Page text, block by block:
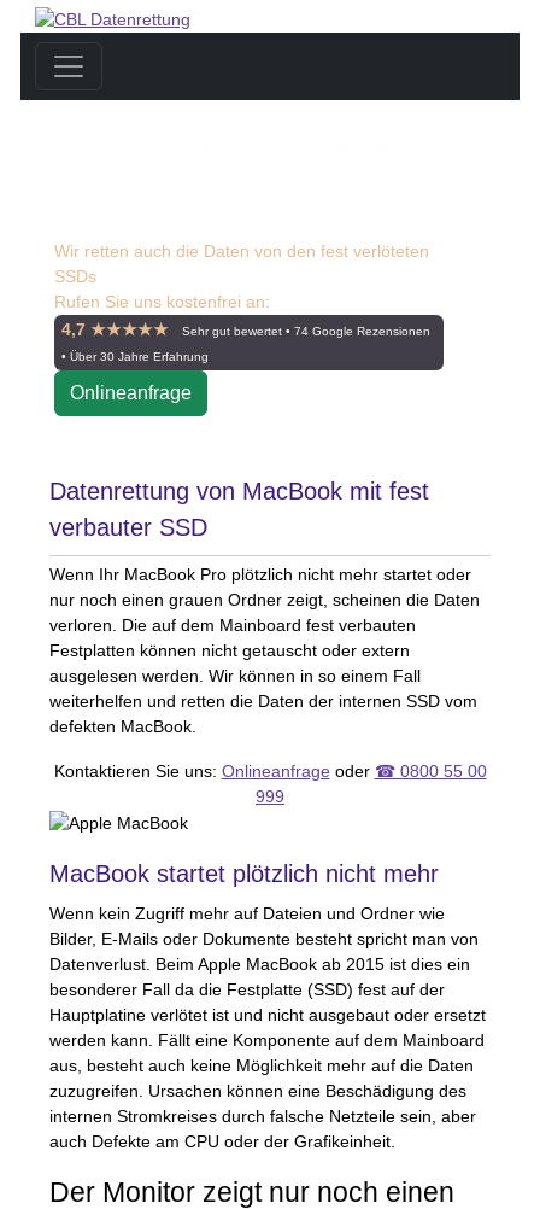
Wir retten auch die Daten von den fest verlöteten
SSDs
Rufen Sie uns kostenfrei an:
4,7 ★★★★★
Sehr gut bewertet • 74 Google Rezensionen
• Über 30 Jahre Erfahrung
Onlineanfrage
Datenrettung von MacBook mit fest
verbauter SSD
Wenn Ihr MacBook Pro plötzlich nicht mehr startet oder
nur noch einen grauen Ordner zeigt, scheinen die Daten
verloren. Die auf dem Mainboard fest verbauten
Festplatten können nicht getauscht oder extern
ausgelesen werden. Wir können in so einem Fall
weiterhelfen und retten die Daten der internen SSD vom
defekten MacBook.
Kontaktieren Sie uns: Onlineanfrage oder ☎ 0800 55 00
999
MacBook startet plötzlich nicht mehr
Wenn kein Zugriff mehr auf Dateien und Ordner wie
Bilder, E-Mails oder Dokumente besteht spricht man von
Datenverlust. Beim Apple MacBook ab 2015 ist dies ein
besonderer Fall da die Festplatte (SSD) fest auf der
Hauptplatine verlötet ist und nicht ausgebaut oder ersetzt
werden kann. Fällt eine Komponente auf dem Mainboard
aus, besteht auch keine Möglichkeit mehr auf die Daten
zuzugreifen. Ursachen können eine Beschädigung des
internen Stromkreises durch falsche Netzteile sein, aber
auch Defekte am CPU oder der Grafikeinheit.
Der Monitor zeigt nur noch einen